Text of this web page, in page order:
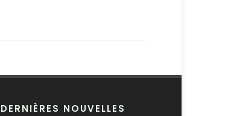
DERNIÈRES NOUVELLES